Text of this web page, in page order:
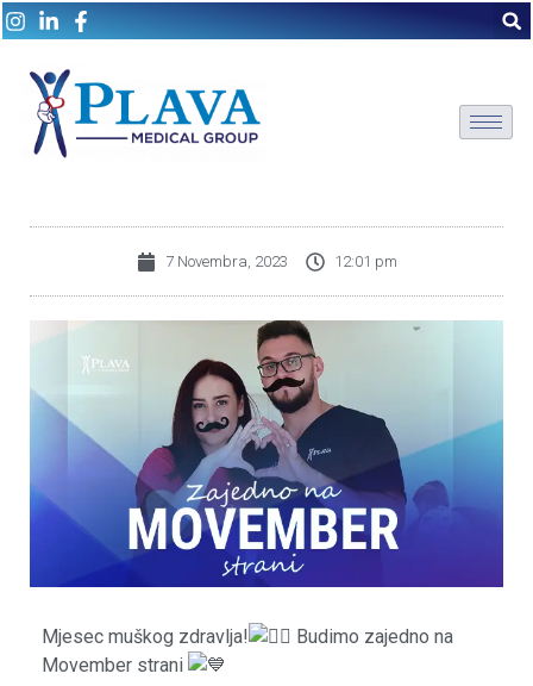
7 Novembra, 2023 12:01 pm
Mjesec muškog zdravlja!
Budimo zajedno na
Movember strani